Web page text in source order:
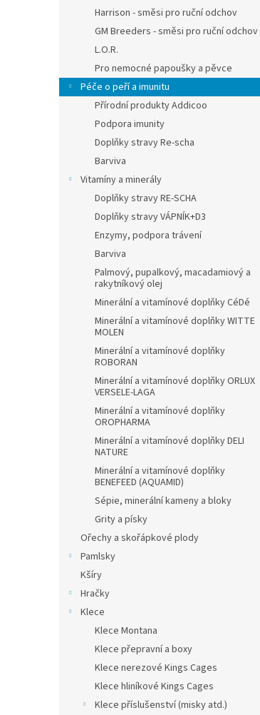
Harrison - směsi pro ruční odchov
GM Breeders - směsi pro ruční odchov
L.O.R.
Pro nemocné papoušky a pěvce
Péče o peří a imunitu
Přírodní produkty Addicoo
Podpora imunity
Doplňky stravy Re-scha
Barviva
Vitamíny a minerály
Doplňky stravy RE-SCHA
Doplňky stravy VÁPNÍK+D3
Enzymy, podpora trávení
Barviva
Palmový, pupalkový, macadamiový a
rakytníkový olej
Minerální a vitamínové doplňky CéDé
Minerální a vitamínové doplňky WITTE
MOLEN
Minerální a vitamínové doplňky
ROBORAN
Minerální a vitamínové doplňky ORLUX
VERSELE-LAGA
Minerální a vitamínové doplňky
OROPHARMA
Minerální a vitamínové doplňky DELI
NATURE
Minerální a vitamínové doplňky
BENEFEED (AQUAMID)
Sépie, minerální kameny a bloky
Grity a písky
Ořechy a skořápkové plody
Pamlsky
Kšíry
Hračky
Klece
Klece Montana
Klece přepravní a boxy
Klece nerezové Kings Cages
Klece hliníkové Kings Cages
Klece příslušenství (misky atd.)